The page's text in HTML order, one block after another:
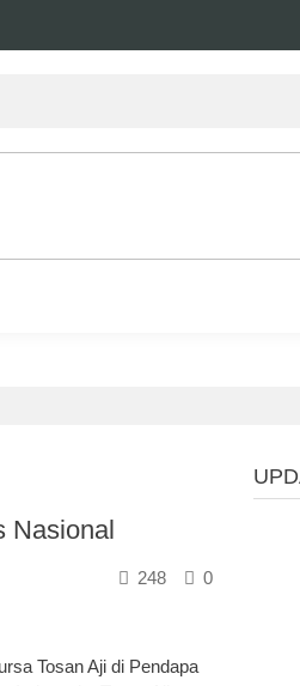
Nasional
0
248
Tosan Aji di Pendapa